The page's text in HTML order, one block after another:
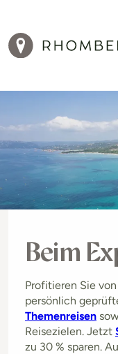
Beim
Profitieren Sie
persönlich
Themenreisen
Reisezielen. Jetzt
zu 30 % sparen.